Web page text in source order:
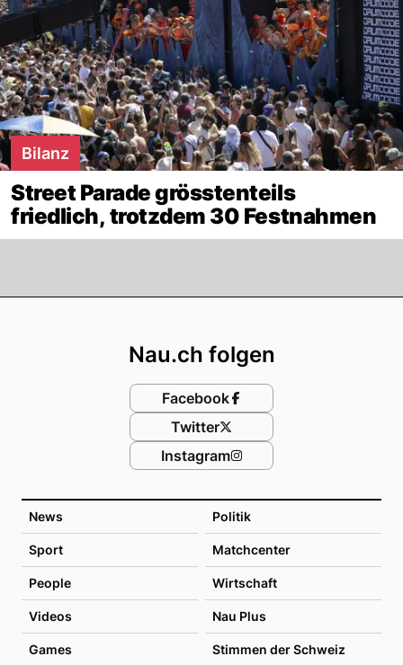
Bilanz
Street Parade grösstenteils
friedlich, trotzdem 30 Festnahmen
News Politik
Sport Matchcenter
People Wirtschaft
Videos Nau Plus
Games Stimmen der Schweiz
Nau.ch folgen
Facebook
Twitter
Instagram